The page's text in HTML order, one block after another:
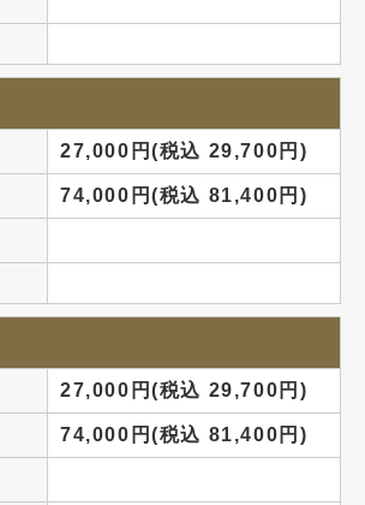
27,000円(税込 29,700円)
74,000円(税込 81,400円)
27,000円(税込 29,700円)
74,000円(税込 81,400円)